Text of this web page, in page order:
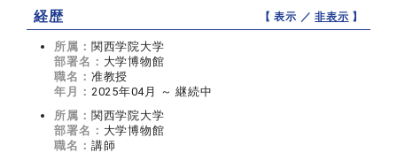
経歴 【 表示 ／非表示 】
所属： 関西学院大学
部署名： 大学博物館
職名： 准教授
年月： 2025年04月 ～ 継続中
所属： 関西学院大学
部署名： 大学博物館
職名： 講師